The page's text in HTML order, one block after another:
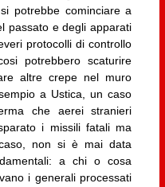
potrebbe cominciare a
passato e degli apparati
protocolli di controllo
potrebbero scaturire
altre crepe nel muro
a Ustica, un caso
che aerei stranieri
i missili fatali ma
non si è mai data
a chi o cosa
i generali processati